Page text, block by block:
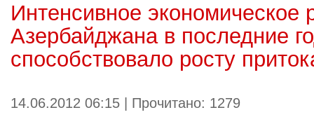
Интенсивное экономическое
Азербайджана в последние
способствовало росту
14.06.2012 06:15 | Прочитано: 1279